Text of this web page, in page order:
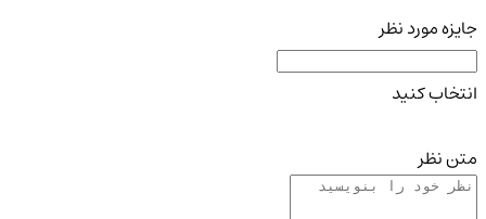
جایزه مورد نظر
انتخاب کنید
متن نظر